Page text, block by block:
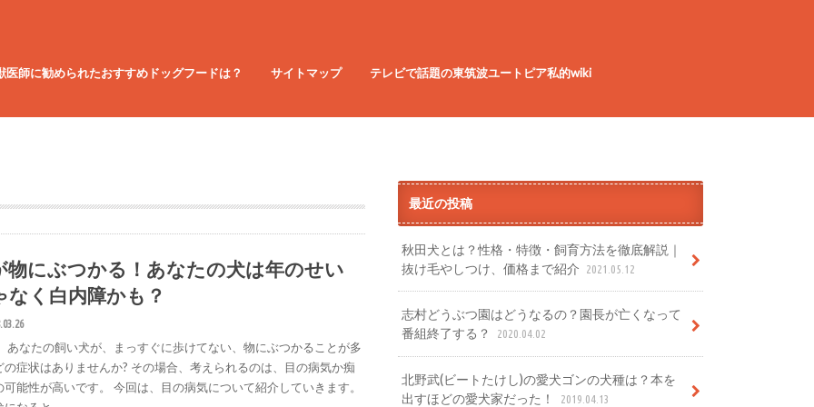
師に勧められたおすすめドッグフードは？ サイトマップ テレビで話題の東筑波ユートピア私的wiki
物にぶつかる！あなたの犬は年のせい
なく白内障かも？
あなたの飼い犬が、まっすぐに歩けてない、物にぶつかることが多
の症状はありませんか? その場合、考えられるのは、目の病気か痴
可能性が高いです。 今回は、目の病気について紹介していきます。
最近の投稿
秋田犬とは？性格・特徴・飼育方法を徹底解説｜
抜け毛やしつけ、価格まで紹介
2021.05.12
志村どうぶつ園はどうなるの？園長が亡くなって
番組終了する？
2020.04.02
北野武(ビートたけし)の愛犬ゴンの犬種は？本を
出すほどの愛犬家だった！
2019.04.13